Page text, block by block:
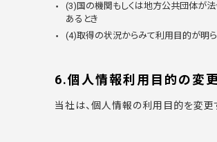
(3)国の機関もしくは地方公共団体が
あるとき
(4)取得の状況からみて利用目的が明
6.個人情報利用目的の変更
当社は、個人情報の利用目的を変